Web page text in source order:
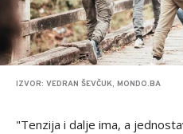
IZVOR: VEDRAN ŠEVČUK, MONDO.BA
"Tenzija i dalje ima, a